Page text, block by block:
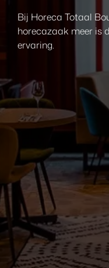
Bij Horeca Totaal
horecazaak meer is
ervaring.